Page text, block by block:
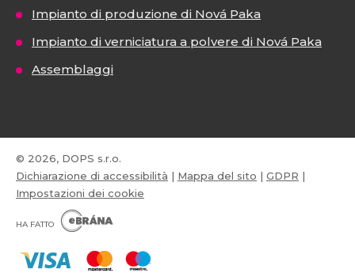
Impianto di produzione di Nová Paka
Impianto di verniciatura a polvere di Nová Paka
Assemblaggi
© 2026, DOPS s.r.o.
Dichiarazione di accessibilità | Mappa del sito | GDPR |
Impostazioni dei cookie
HA FATTO
B
A
.
VISA MasterCard